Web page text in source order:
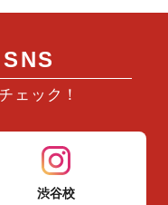
ェック！
渋谷校